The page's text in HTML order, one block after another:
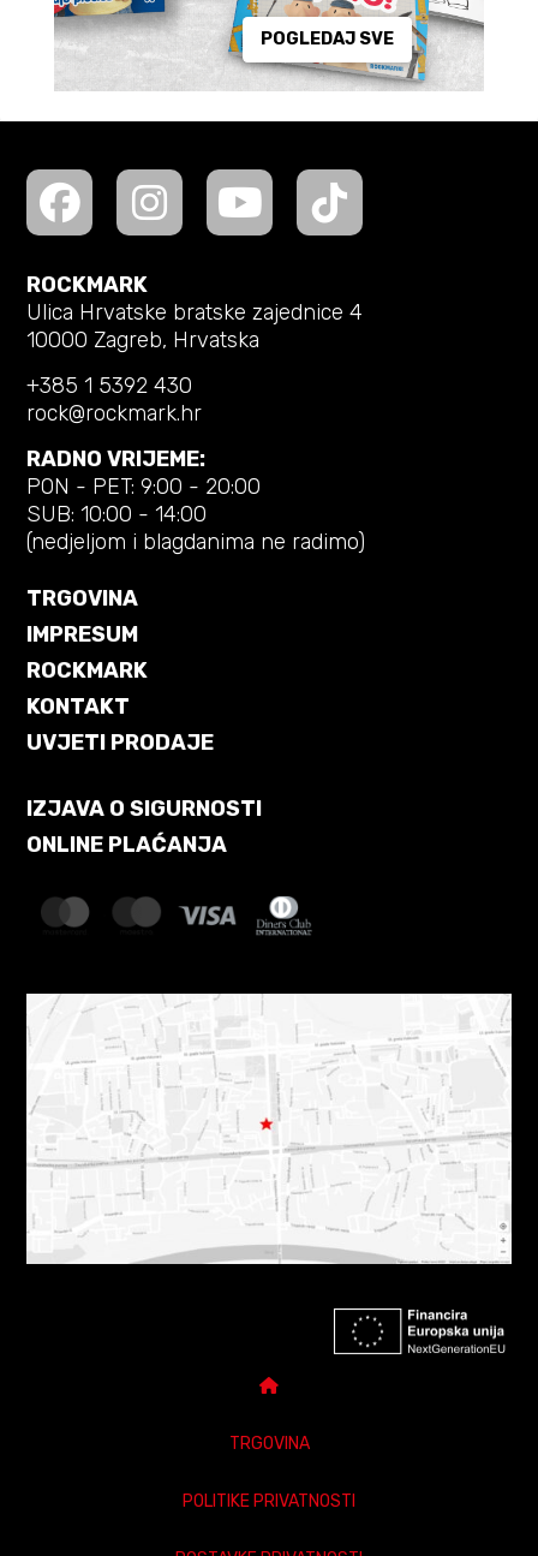
POGLEDAJ SVE
ROCKMARK
Ulica Hrvatske bratske zajednice 4
10000 Zagreb, Hrvatska
+385 1 5392 430
rock@rockmark.hr
RADNO VRIJEME:
PON - PET: 9:00 - 20:00
SUB: 10:00 - 14:00
(nedjeljom i blagdanima ne radimo)
TRGOVINA
IMPRESUM
ROCKMARK
KONTAKT
UVJETI PRODAJE
IZJAVA O SIGURNOSTI
ONLINE PLAĆANJA
TRGOVINA
POLITIKE PRIVATNOSTI